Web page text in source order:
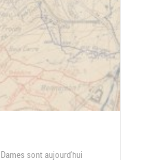
sont aujourd'hui